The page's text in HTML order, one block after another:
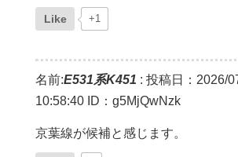
Like +1
名前:E531系K451 : 投稿日：2026/
10:58:40 ID：g5MjQwNzk
京葉線が候補と感じます。